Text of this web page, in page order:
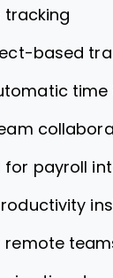
tracking
based
time
for payroll
remote